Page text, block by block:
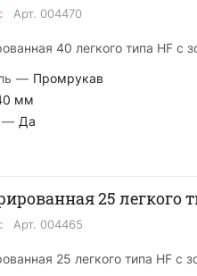
Арт. 004470
40 легкого типа HF
— Промрукав
мм
— Да
25 легкого
Арт. 004465
25 легкого типа HF